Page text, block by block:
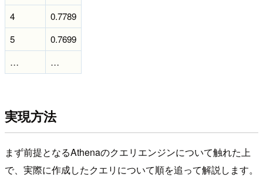
4
0.7789
5
0.7699
…
…
実現方法
まず前提となるAthenaのクエリエンジンについて触れた上
で、実際に作成したクエリについて順を追って解説します。